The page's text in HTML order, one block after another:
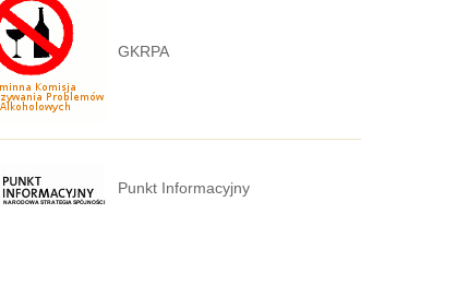
GKRPA
Punkt Informacyjny